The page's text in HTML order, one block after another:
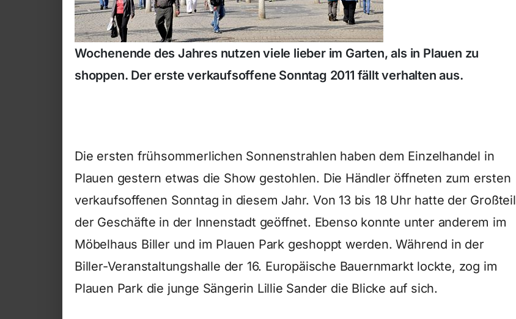
Wochenende des Jahres nutzen viele lieber im Garten, als in Plauen zu
shoppen. Der erste verkaufsoffene Sonntag 2011 fällt verhalten aus.
Die ersten frühsommerlichen Sonnenstrahlen haben dem Einzelhandel in
Plauen gestern etwas die Show gestohlen. Die Händler öffneten zum ersten
verkaufsoffenen Sonntag in diesem Jahr. Von 13 bis 18 Uhr hatte der Großteil
der Geschäfte in der Innenstadt geöffnet. Ebenso konnte unter anderem im
Möbelhaus Biller und im Plauen Park geshoppt werden. Während in der
Biller-Veranstaltungshalle der 16. Europäische Bauernmarkt lockte, zog im
Plauen Park die junge Sängerin Lillie Sander die Blicke auf sich.